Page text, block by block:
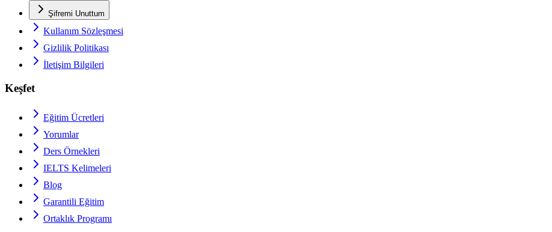
Şifremi Unuttum
Kullanım Sözleşmesi
Gizlilik Politikası
İletişim Bilgileri
Keşfet
Eğitim Ücretleri
Yorumlar
Ders Örnekleri
IELTS Kelimeleri
Blog
Garantili Eğitim
Ortaklık Programı